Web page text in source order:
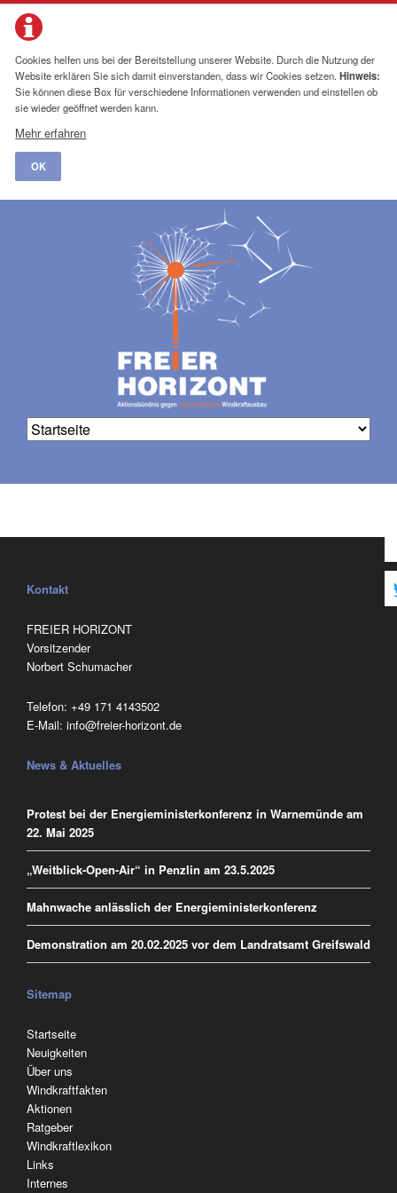
Cookies helfen uns bei der Bereitstellung unserer Website. Durch die Nutzung der
Website erklären Sie sich damit einverstanden, dass wir Cookies setzen.Hinweis:
Sie können diese Box für verschiedene Informationen verwenden und einstellen ob
sie wieder geöffnet werden kann.
Mehr erfahren
OK
Kontakt
FREIER HORIZONT
Vorsitzender
Norbert Schumacher
Telefon: ‭+49 171 4143502
E-Mail: info@freier-horizont.de
News & Aktuelles
Protest bei der Energieministerkonferenz in Warnemünde am
22. Mai 2025
„Weitblick-Open-Air“ in Penzlin am 23.5.2025
Mahnwache anlässlich der Energieministerkonferenz
Demonstration am 20.02.2025 vor dem Landratsamt Greifswald
Sitemap
Navigation
überspringen
Startseite
Neuigkeiten
Über uns
Windkraftfakten
Aktionen
Ratgeber
Windkraftlexikon
Links
Internes